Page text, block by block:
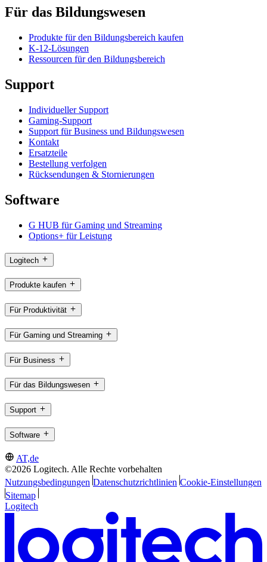
Für das Bildungswesen
Produkte für den Bildungsbereich kaufen
K-12-Lösungen
Ressourcen für den Bildungsbereich
Support
Individueller Support
Gaming-Support
Support für Business und Bildungswesen
Kontakt
Ersatzteile
Bestellung verfolgen
Rücksendungen & Stornierungen
Software
G HUB für Gaming und Streaming
Options+ für Leistung
Logitech
Produkte kaufen
Für Produktivität
Für Gaming und Streaming
Für Business
Für das Bildungswesen
Support
Software
AT,de
©2026 Logitech. Alle Rechte vorbehalten
Nutzungsbedingungen Datenschutzrichtlinien Cookie-Einstellungen
Sitemap
Logitech